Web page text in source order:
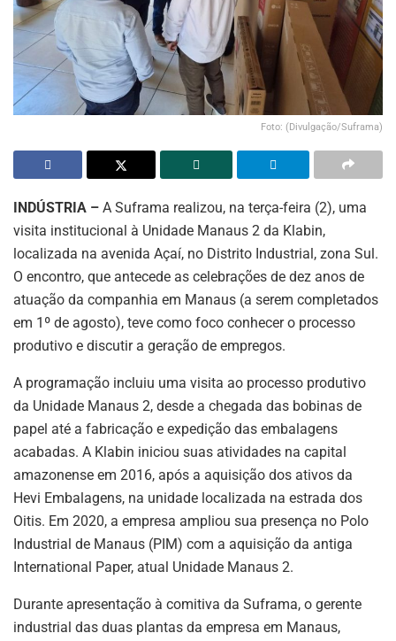
Foto: (Divulgação/Suframa)
INDÚSTRIA – A Suframa realizou, na terça-feira (2), uma
visita institucional à Unidade Manaus 2 da Klabin,
localizada na avenida Açaí, no Distrito Industrial, zona Sul.
O encontro, que antecede as celebrações de dez anos de
atuação da companhia em Manaus (a serem completados
em 1º de agosto), teve como foco conhecer o processo
produtivo e discutir a geração de empregos.
A programação incluiu uma visita ao processo produtivo
da Unidade Manaus 2, desde a chegada das bobinas de
papel até a fabricação e expedição das embalagens
acabadas. A Klabin iniciou suas atividades na capital
amazonense em 2016, após a aquisição dos ativos da
Hevi Embalagens, na unidade localizada na estrada dos
Oitis. Em 2020, a empresa ampliou sua presença no Polo
Industrial de Manaus (PIM) com a aquisição da antiga
International Paper, atual Unidade Manaus 2.
Durante apresentação à comitiva da Suframa, o gerente
industrial das duas plantas da empresa em Manaus,